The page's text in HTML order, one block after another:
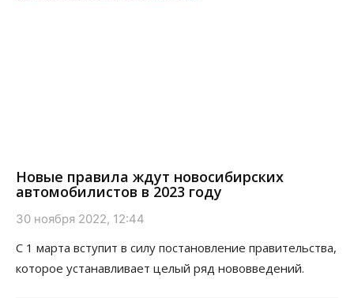
Новые правила ждут новосибирских
автомобилистов в 2023 году
30 ноября 2022, 12:44
С 1 марта вступит в силу постановление правительства,
которое устанавливает целый ряд нововведений.